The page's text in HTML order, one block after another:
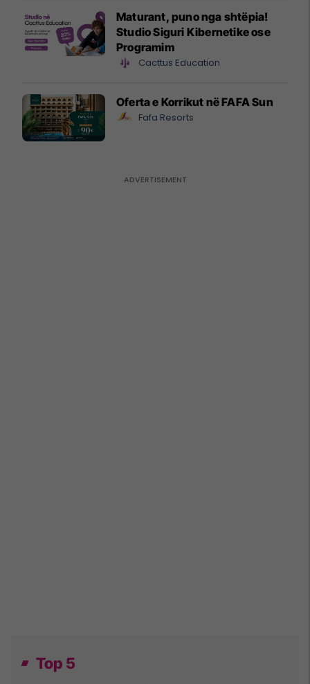
Maturant, puno nga shtëpia!
Studio Siguri Kibernetike ose
Programim
Cacttus Education
Oferta e Korrikut në FAFA Sun
Fafa Resorts
Top 5